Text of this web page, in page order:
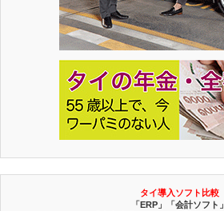
タイ導入ソフト比較
「ERP」「会計ソフト」